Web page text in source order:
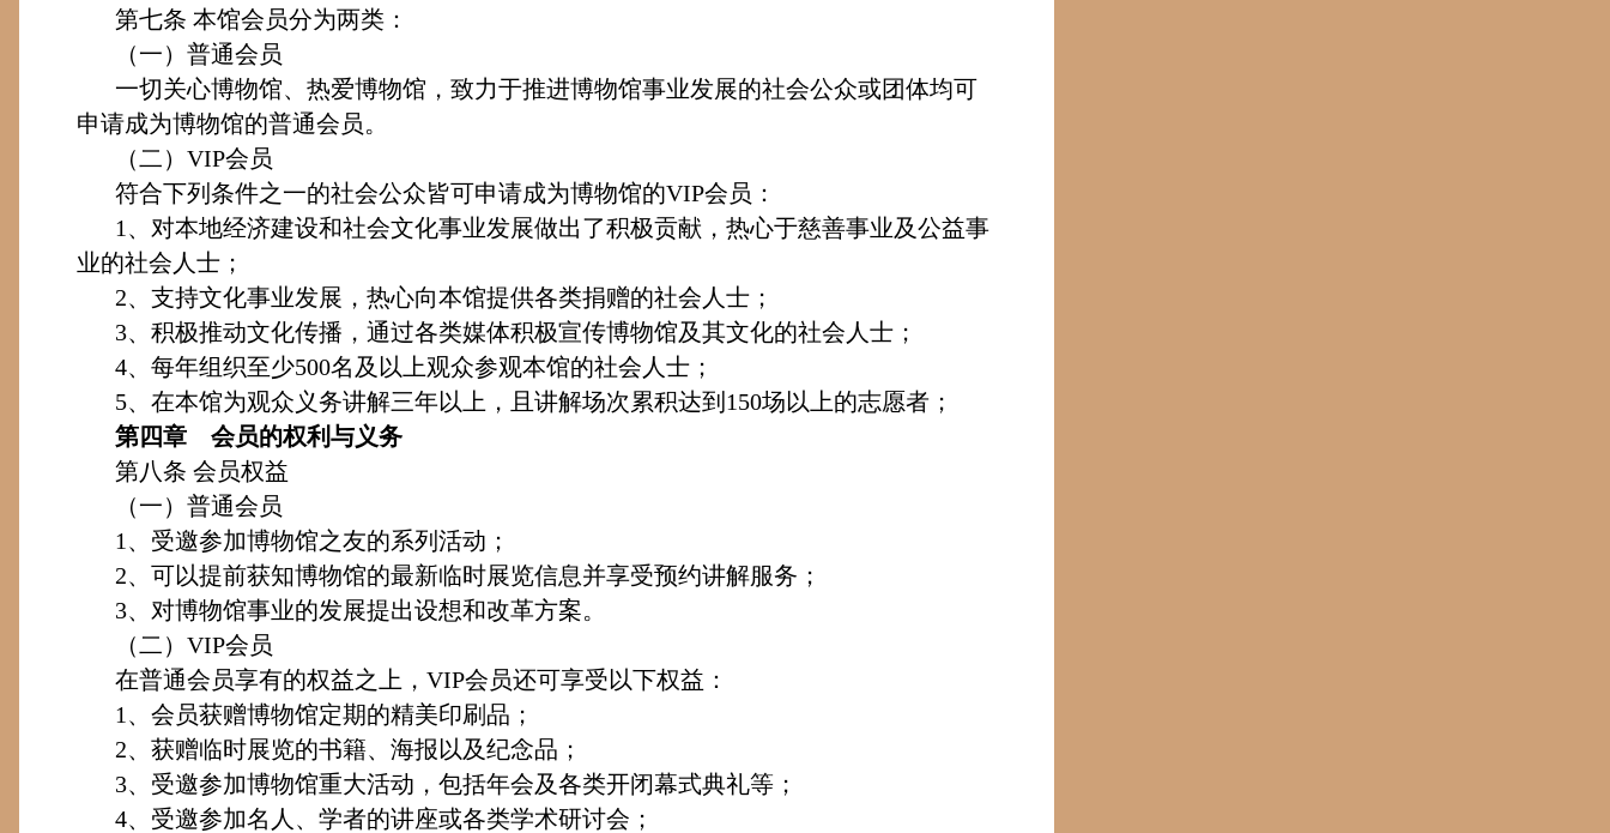
第七条 本馆会员分为两类：
（一）普通会员
一切关心博物馆、热爱博物馆，致力于推进博物馆事业发展的社会公众或团体均可
申请成为博物馆的普通会员。
（二） VIP会员
符合下列条件之一的社会公众皆可申请成为博物馆的VIP会员：
1 、对本地经济建设和社会文化事业发展做出了积极贡献，热心于慈善事业及公益事
业的社会人士；
2、支持文化事业发展，热心向本馆提供各类捐赠的社会人士；
3、积极推动文化传播，通过各类媒体积极宣传博物馆及其文化的社会人士；
4、每年组织至少500名及以上观众参观本馆的社会人士；
5、在本馆为观众义务讲解三年以上，且讲解场次累积达到 150场以上的志愿者；
第四章 会员的权利与义务
第八条 会员权益
（一）普通会员
1 、受邀参加博物馆之友的系列活动；
2、可以提前获知博物馆的最新临时展览信息并享受预约讲解服务；
3、对博物馆事业的发展提出设想和改革方案。
（二） VIP会员
在普通会员享有的权益之上， VIP会员还可享受以下权益：
1 、会员获赠博物馆定期的精美印刷品；
2、获赠临时展览的书籍、海报以及纪念品；
3、受邀参加博物馆重大活动，包括年会及各类开闭幕式典礼等；
4、受邀参加名人、学者的讲座或各类学术研讨会；